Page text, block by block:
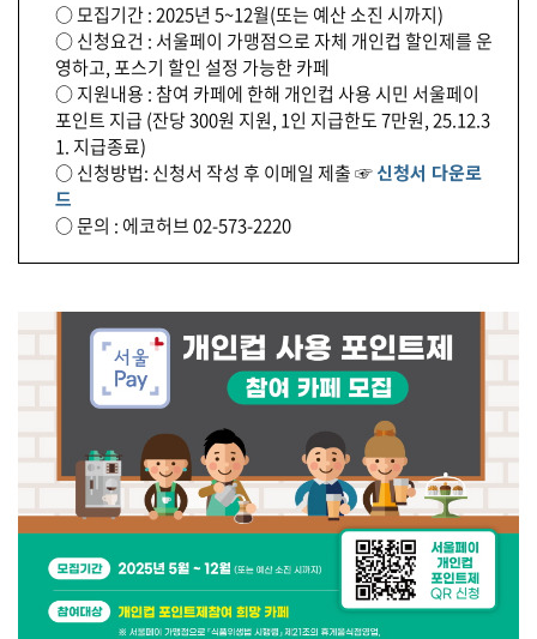
○ 모집기간 : 2025년 5~12월(또는 예산 소진 시까지)
○ 신청요건 : 서울페이 가맹점으로 자체 개인컵 할인제를 운
영하고, 포스기 할인 설정 가능한 카페
○ 지원내용 : 참여 카페에 한해 개인컵 사용 시민 서울페이
포인트 지급 (잔당 300원 지원, 1인 지급한도 7만원, 25.12.3
1. 지급종료)
○ 신청방법: 신청서 작성 후 이메일 제출 ☞신청서 다운로
드
○ 문의 : 에코허브 02-573-2220